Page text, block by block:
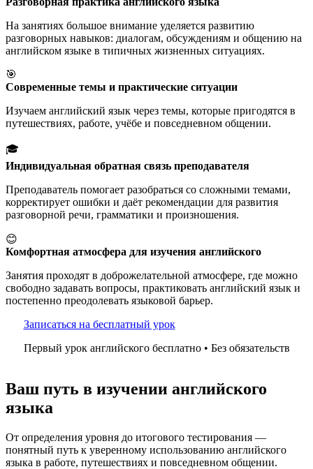
На занятиях большое внимание уделяется развитию
разговорных навыков: диалогам, обсуждениям и общению на
английском языке в типичных жизненных ситуациях.
🎯
Современные темы и практические ситуации
Изучаем английский язык через темы, которые пригодятся в
путешествиях, работе, учёбе и повседневном общении.
🎓
Индивидуальная обратная связь преподавателя
Преподаватель помогает разобраться со сложными темами,
корректирует ошибки и даёт рекомендации для развития
разговорной речи, грамматики и произношения.
😊
Комфортная атмосфера для изучения английского
Занятия проходят в доброжелательной атмосфере, где можно
свободно задавать вопросы, практиковать английский язык и
постепенно преодолевать языковой барьер.
Записаться на бесплатный урок
Первый урок английского бесплатно • Без обязательств
Ваш путь в изучении английского
языка
От определения уровня до итогового тестирования —
понятный путь к уверенному использованию английского
языка в работе, путешествиях и повседневном общении.